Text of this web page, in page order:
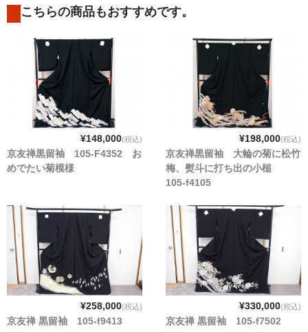
こちらの商品もおすすめです。
¥148,000(税込)
京友禅黒留袖 105-F4352 お
めでたい菊模様
¥198,000(税込)
京友禅黒留袖 大輪の菊に松竹
梅、熨斗に打ち出の小槌
105-f4105
¥258,000(税込)
京友禅 黒留袖 105-f9413
¥330,000(税込)
京友禅 黒留袖 105-f7502